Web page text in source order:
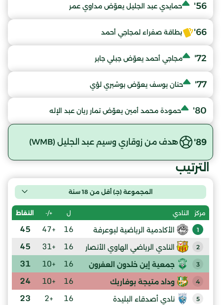
56' حمايدي عبد الجليل يعوّض مداوي عمر
66' بطاقة صفراء لمجاجي أحمد
72' مجاجي أحمد يعوّض جبلي جابر
77' حنان يوسف يعوّض بوشبري لؤي
80' حمودة محمد أمين يعوّض تمار ريان عبد الإله
89' هدف من زوقاري وسيم عبد الجليل (WMB)
الترتيب
المجموعة (جـ) أقل من 18 سنة
مركز النادي ل +/- النقاط
1 الأكادمية الرياضية لبوعرفة 16
+47
45
2 النادي الرياضي الهاوي الأنصار 16
+31
45
3 جمعية إين خلدون العفرون 16
+10
31
4 وداد متيجة بوفاريك 16
+10
24
5 نادي أصدقاء البليدة 16
+2
23